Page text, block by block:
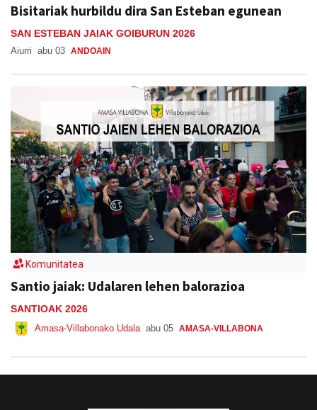
Bisitariak hurbildu dira San Esteban egunean
SAN ESTEBAN JAIAK GOIBURUN 2026
Aiurri abu 03 ANDOAIN
Komunitatea
Santio jaiak: Udalaren lehen balorazioa
SANTIOAK 2026
Amasa-Villabonako Udala abu 05 AMASA-VILLABONA